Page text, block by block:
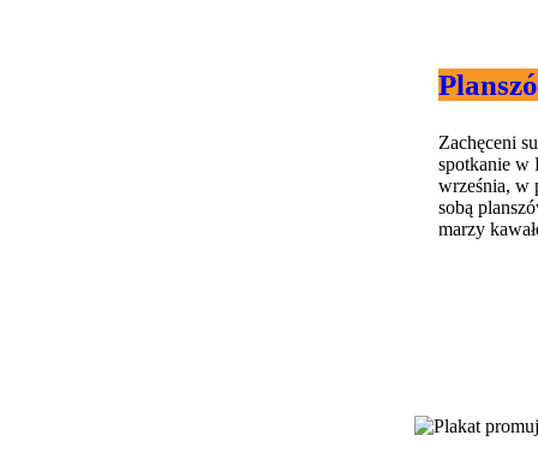
Zachęceni
spotkanie w
września, w
sobą
marzy